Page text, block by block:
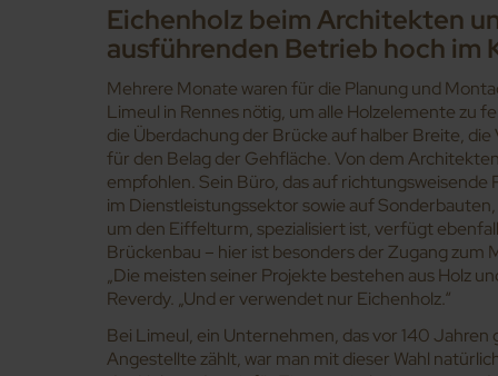
Eichenholz beim Architekten
ausführenden Betrieb hoch im
Mehrere Monate waren für die Planung und
Limeul in Rennes nötig, um alle Holzelemente zu
die Überdachung der Brücke auf halber Breite,
für den Belag der Gehfläche. Von dem
empfohlen. Sein Büro, das auf richtungsweisende
im Dienstleistungssektor sowie auf
um den Eiffelturm, spezialisiert ist, verfügt
Brückenbau – hier ist besonders der Zugang zum
„Die meisten seiner Projekte bestehen aus Holz
Reverdy. „Und er verwendet nur Eichenholz.“
Bei Limeul, ein Unternehmen, das vor 140
Angestellte zählt, war man mit dieser Wahl